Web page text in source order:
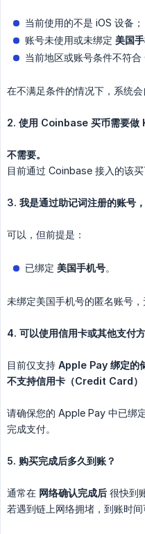
当前使用的不是 iOS 设备；
账号未使用或未绑定 美国
当前地区或账号条件不符合
在不满足条件的情况下，系统
2. 使用 Coinbase 买币需要做
不需要。
目前通过 Coinbase 接入的该买
3. 我是通过助记词注册的账号
可以，但前提是：
已绑定 美国手机号。
未绑定美国手机号的匿名账号
4. 可以使用信用卡或其他支付
目前仅支持 Apple Pay 绑定的
不支持信用卡（Credit Card）
请确保您的 Apple Pay 中已绑
完成支付。
5. 购买完成后多久到账？
通常在 网络确认完成后 很快到
若遇到链上网络拥堵，到账时间